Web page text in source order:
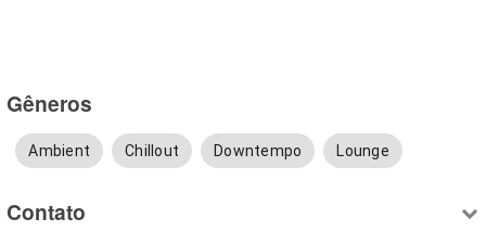
Gêneros
Ambient Chillout Downtempo Lounge
Contato